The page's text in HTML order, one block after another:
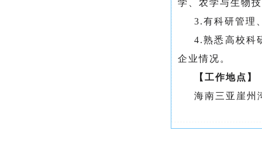
学、农学与生物
3.有科研管理
4.熟悉高校科
企业情况。
【工作地点】
海南三亚崖州